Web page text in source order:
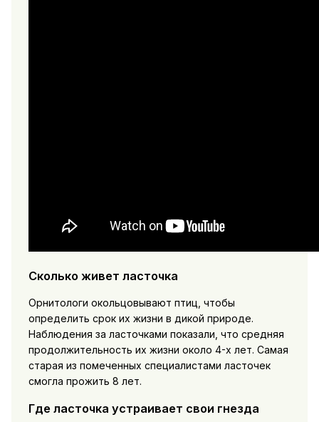
Сколько живет ласточка
Орнитологи окольцовывают птиц, чтобы
определить срок их жизни в дикой природе.
Наблюдения за ласточками показали, что средняя
продолжительность их жизни около 4-х лет. Самая
старая из помеченных специалистами ласточек
смогла прожить 8 лет.
Где ласточка устраивает свои гнезда